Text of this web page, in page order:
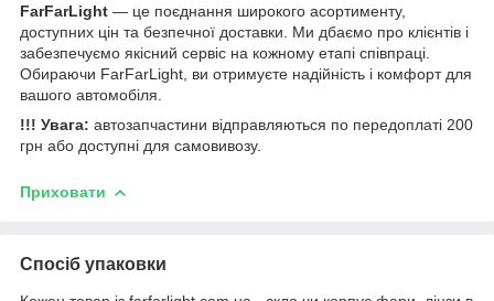
FarFarLight — це поєднання широкого асортименту,
доступних цін та безпечної доставки. Ми дбаємо про клієнтів і
забезпечуємо якісний сервіс на кожному етапі співпраці.
Обираючи FarFarLight, ви отримуєте надійність і комфорт для
вашого автомобіля.
!!! Увага: автозапчастини відправляються по передоплаті 200
грн або доступні для самовивозу.
Приховати
Спосіб упаковки